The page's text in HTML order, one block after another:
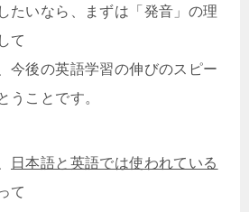
たいなら、まずは「発音」の理
て
今後の英語学習の伸びのスピー
うことです。
日本語と英語では使われている
て